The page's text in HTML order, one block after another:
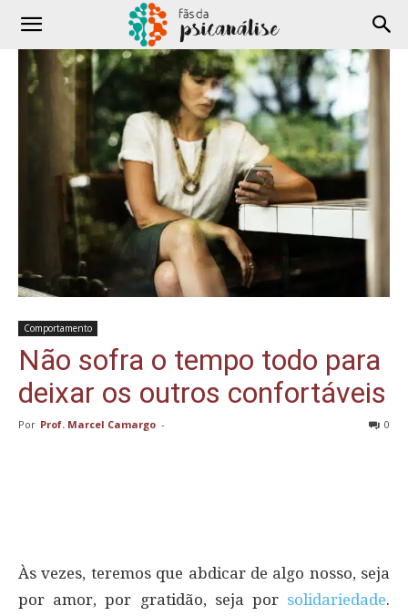
Comportamento
Não sofra o tempo todo para
deixar os outros confortáveis
Por Prof. Marcel Camargo - 0
Às vezes, teremos que abdicar de algo nosso, seja
por amor, por gratidão, seja por solidariedade.